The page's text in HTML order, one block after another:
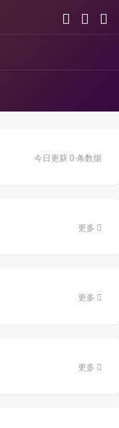
今日更新 0 条数据
更多
更多
更多